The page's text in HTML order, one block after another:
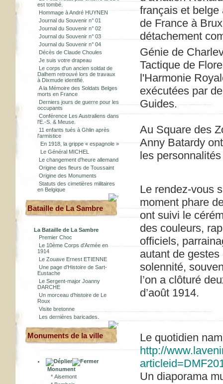
est tombé.
Hommage à André HUYNEN
Journal du Souvenir n° 01
Journal du Souvenir n° 02
Journal du Souvenir n° 03
Journal du Souvenir n° 04
Décès de Claude Choules
Je suis votre drapeau
Le corps d'un ancien soldat de
Dalhem retrouvé lors de travaux
à Dixmude identifié.
A la Mémoire des Soldats Belges
morts en France
Derniers jours de guerre pour les
occupants
Conférence Les Australiens dans
l'E.-S. & Meuse.
11 enfants tués à Ghlin après
l'armistice
En 1918, la grippe « espagnole »
Le Général MICHEL
Le changement d'heure allemand
Origine des fleurs de Toussaint
Origine des Monuments
Statuts des cimetières militaires
en Belgique
Bataille de La Sambre
La Bataille de La Sambre
Premier Choc
Le 10ème Corps d'Armée en
1914
Le Zouave Ernest ETIENNE
Une page d'Histoire de Sart-
Eustache
Le Sergent-major Joanny
DARCHE
Un morceau d’histoire de Le
Roux
Visite bretonne
Les dernières baricades.
Monuments de la ville
Monument
* Aisemont
français et
de France à
détachement
Génie de
Tactique de
l'Harmonie
exécutées par
Guides.
Au Square des
Anny Batardy
les
Le rendez-vous
moment phare
ont suivi le
des couleurs,
officiels,
autant de
solennité,
l’on a clôturé
d’août 1914.
Le quotidien
http://
Un diaporama